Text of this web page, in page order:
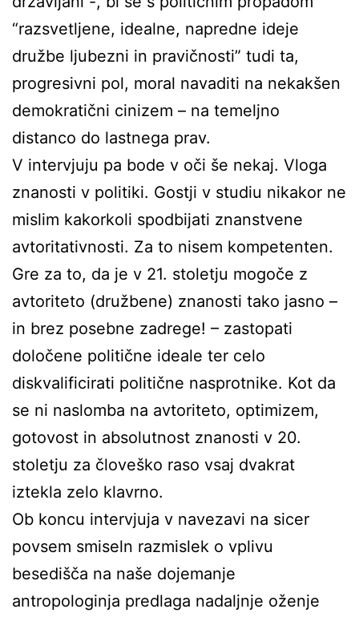
“razsvetljene, idealne, napredne ideje
družbe ljubezni in pravičnosti” tudi ta,
progresivni pol, moral navaditi na nekakšen
demokratični cinizem – na temeljno
distanco do lastnega prav.
V intervjuju pa bode v oči še nekaj. Vloga
znanosti v politiki. Gostji v studiu nikakor ne
mislim kakorkoli spodbijati znanstvene
avtoritativnosti. Za to nisem kompetenten.
Gre za to, da je v 21. stoletju mogoče z
avtoriteto (družbene) znanosti tako jasno –
in brez posebne zadrege! – zastopati
določene politične ideale ter celo
diskvalificirati politične nasprotnike. Kot da
se ni naslomba na avtoriteto, optimizem,
gotovost in absolutnost znanosti v 20.
stoletju za človeško raso vsaj dvakrat
iztekla zelo klavrno.
Ob koncu intervjuja v navezavi na sicer
povsem smiseln razmislek o vplivu
besedišča na naše dojemanje
antropologinja predlaga nadaljnje oženje